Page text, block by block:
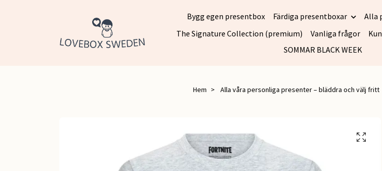
Bygg egen presentbox Färdiga presentboxar
Alla
The Signature Collection (premium)
Vanliga frågor
SOMMAR BLACK WEEK
Hem Alla våra personliga presenter – bläddra och välj fritt